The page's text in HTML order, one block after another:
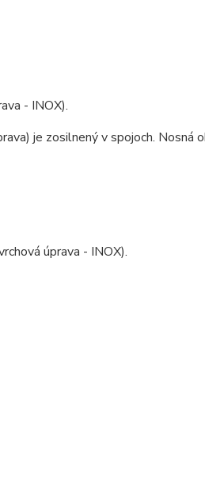
- INOX).
je zosilnený v spojoch. Nosná
úprava - INOX).